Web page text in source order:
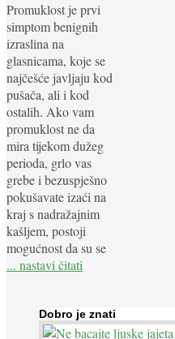
Promuklost je prvi
simptom benignih
izraslina na
glasnicama, koje se
najčešće javljaju kod
pušača, ali i kod
ostalih. Ako vam
promuklost ne da
mira tijekom dužeg
perioda, grlo vas
grebe i bezuspješno
pokušavate izaći na
kraj s nadražajnim
kašljem, postoji
mogućnost da su se
... nastavi čitati
Dobro je znati